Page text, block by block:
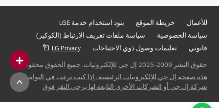
للأعمال خريطة الموقع
بنود استخدام خدمة LGE
سياسة الخصوصية
سياسة ملفات تعريف الارتباط (الكوكيز)
قانوني
تعليمات وصول ذوي الاحتياجات
LG Privacy
حقوق النشر 2009-2025 إل جي للإلكترونيات. جميع الحقوق محفوظة
هذه صفحة إل جي للإلكترونيات الرئيسية، إذا كنت ترغب في التواصل مع
شركة إل جي أو الشركات الأخرى التابعة لها يرجى النقر فوق